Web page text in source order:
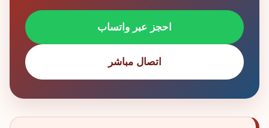
احجز عبر واتساب
اتصال مباشر